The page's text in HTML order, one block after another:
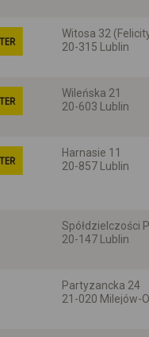
Witosa 32
20-315 Lublin
Wileńska 21
20-603 Lublin
Harnasie 11
20-857 Lublin
Spółdzielczości
20-147 Lublin
Partyzancka 24
21-020 Milejów-